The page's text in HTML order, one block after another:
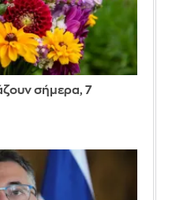
σήμερα, 7